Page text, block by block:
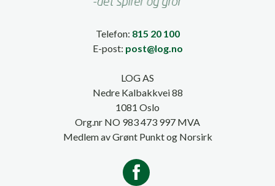
Telefon: 815 20 100
E-post: post@log.no
LOG AS
Nedre Kalbakkvei 88
1081 Oslo
Org.nr NO 983 473 997 MVA
Medlem av Grønt Punkt og Norsirk